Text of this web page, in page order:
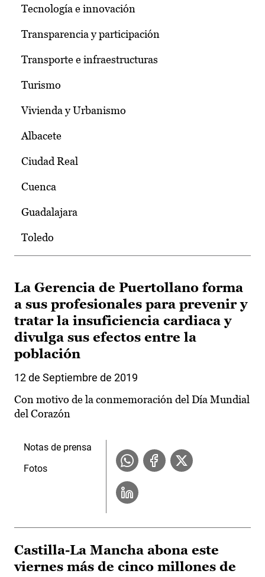
Tecnología e innovación
Transparencia y participación
Transporte e infraestructuras
Turismo
Vivienda y Urbanismo
Albacete
Ciudad Real
Cuenca
Guadalajara
Toledo
La Gerencia de Puertollano forma
a sus profesionales para prevenir y
tratar la insuficiencia cardiaca y
divulga sus efectos entre la
población
12 de Septiembre de 2019
Con motivo de la conmemoración del Día Mundial
del Corazón
Notas de prensa
Fotos
Castilla-La Mancha abona este
viernes más de cinco millones de